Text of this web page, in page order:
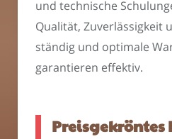
und technische
Qualität, Zuverlässigkeit
ständig und optimale
garantieren effektiv.
Preisgekröntes